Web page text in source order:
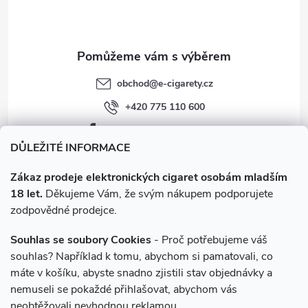
DŮLEŽITÉ INFORMACE
Zákaz prodeje elektronických cigaret osobám mladším
18 let. Děkujeme Vám, že svým nákupem podporujete
zodpovědné prodejce.
Souhlas se soubory Cookies - Proč potřebujeme váš
souhlas? Například k tomu, abychom si pamatovali, co
máte v košíku, abyste snadno zjistili stav objednávky a
nemuseli se pokaždé přihlašovat, abychom vás
p
i
s
u
obchod@e-cigarety.cz
+420 775 110 600
Instagram